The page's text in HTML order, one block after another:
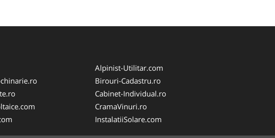
Alpinist-Utilitar.com
Birouri-Cadastru.ro
Cabinet-Individual.ro
CramaVinuri.ro
InstalatiiSolare.com